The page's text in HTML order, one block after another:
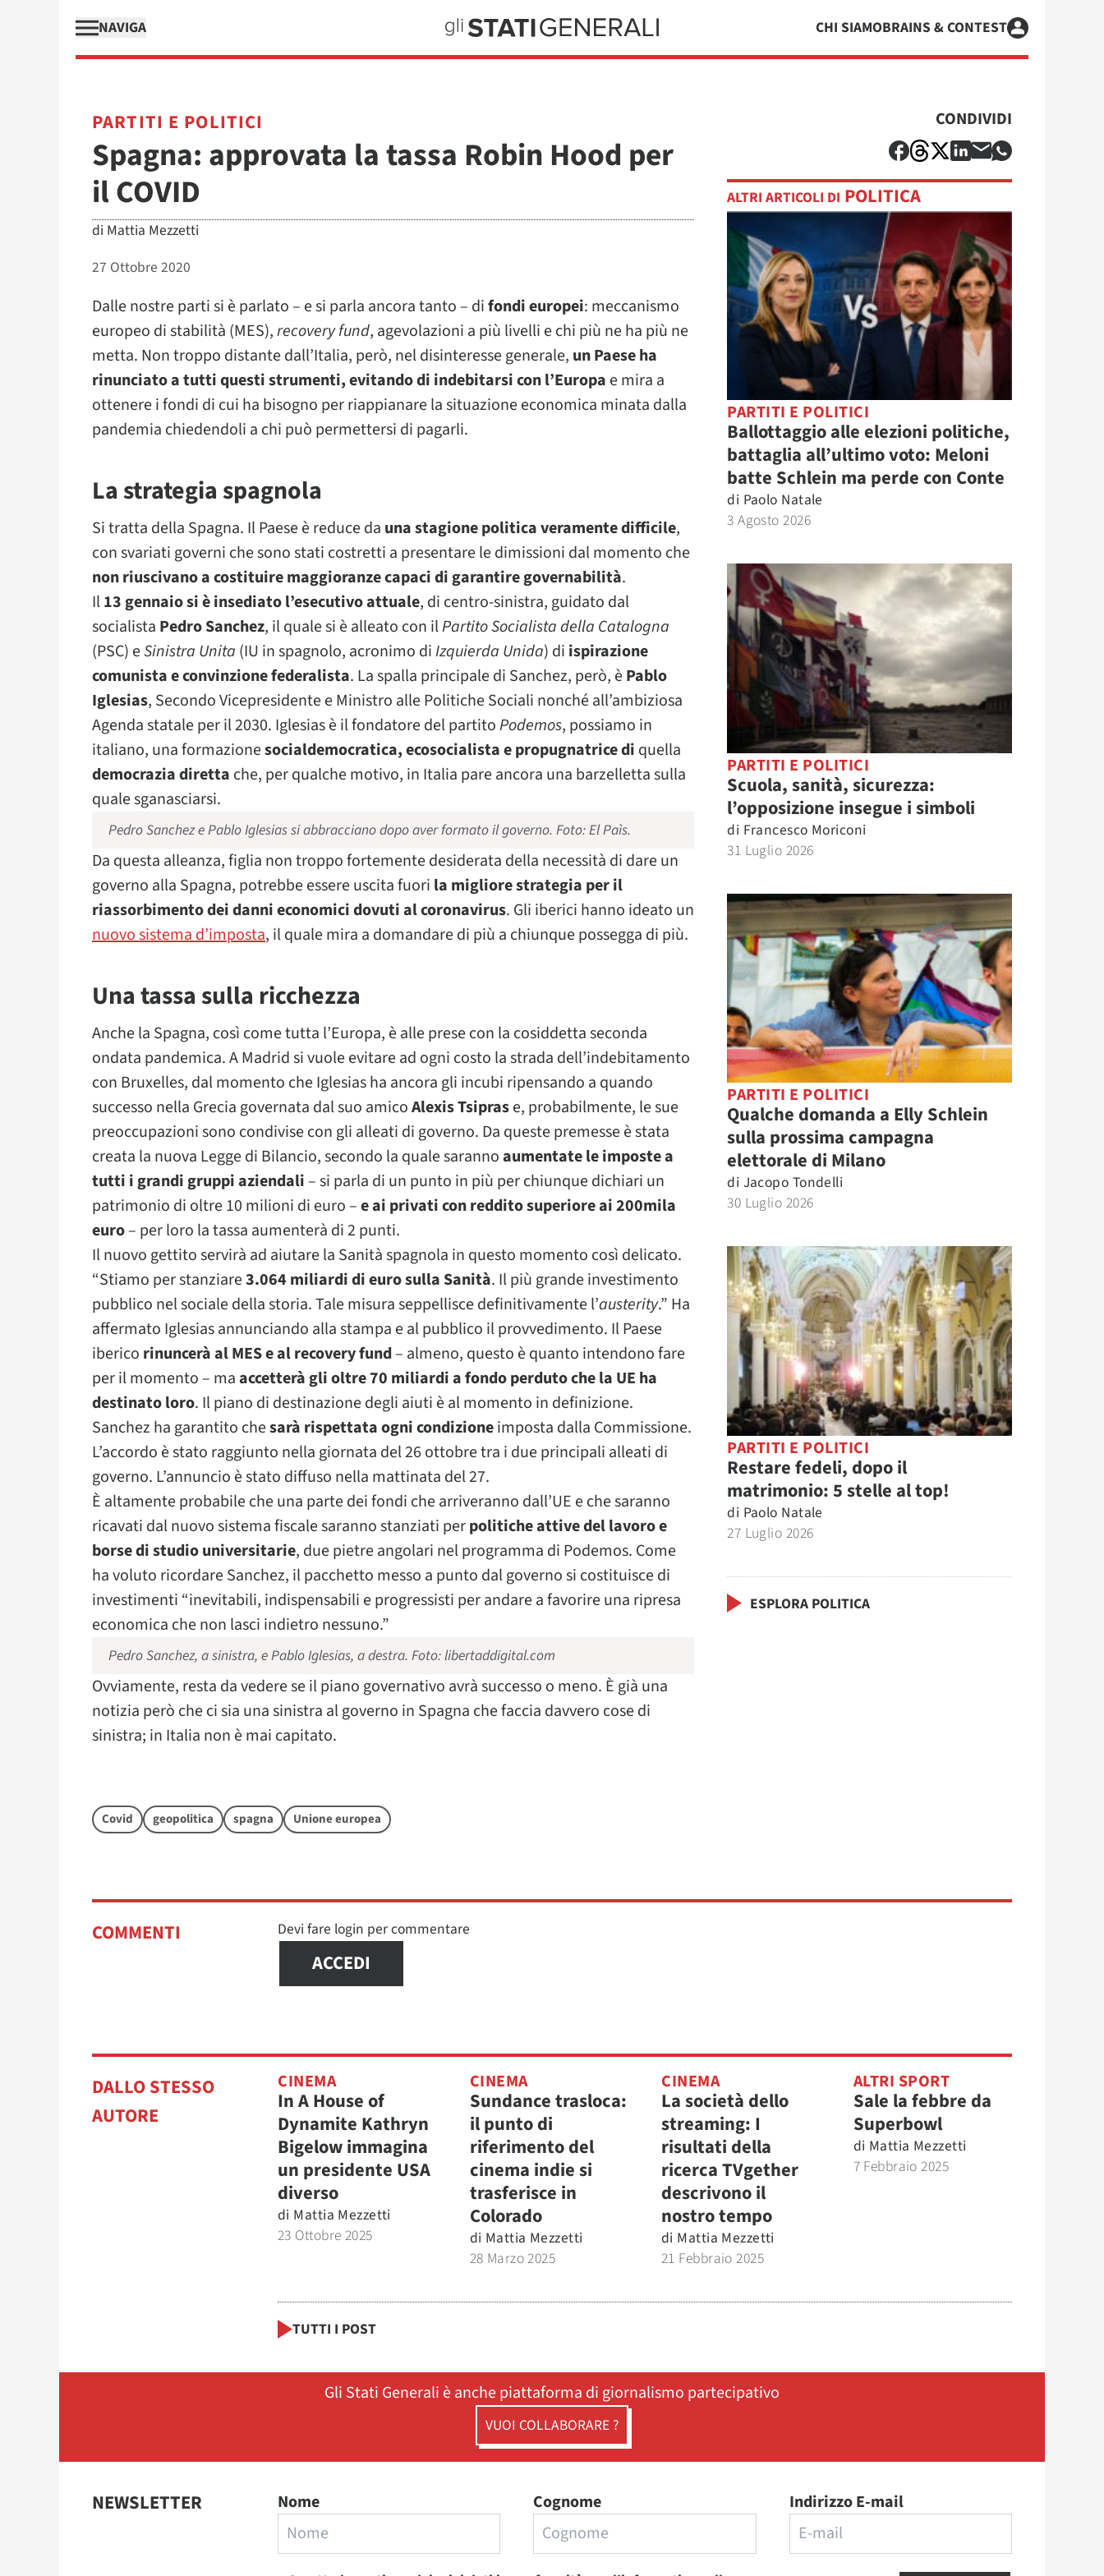
NAVIGA CHI SIAMOBRAINS & CONTEST
PARTITI E POLITICI
Spagna: approvata la tassa Robin Hood per
il COVID
di Mattia Mezzetti
27 Ottobre 2020
Dalle nostre parti si è parlato – e si parla ancora tanto – difondi europei: meccanismo
europeo di stabilità (MES),recovery fund, agevolazioni a più livelli e chi più ne ha più ne
metta. Non troppo distante dall’Italia, però, nel disinteresse generale, un Paese ha
rinunciato a tutti questi strumenti, evitando di indebitarsi con l’Europa e mira a
ottenere i fondi di cui ha bisogno per riappianare la situazione economica minata dalla
pandemia chiedendoli a chi può permettersi di pagarli.
La strategia spagnola
Si tratta della Spagna. Il Paese è reduce da una stagione politica veramente difficile,
con svariati governi che sono stati costretti a presentare le dimissioni dal momento che
non riuscivano a costituire maggioranze capaci di garantire governabilità.
Il13 gennaio si è insediato l’esecutivo attuale, di centro-sinistra, guidato dal
socialista Pedro Sanchez, il quale si è alleato con ilPartito Socialista della Catalogna
(PSC) eSinistra Unita (IU in spagnolo, acronimo diIzquierda Unida) di ispirazione
comunista e convinzione federalista. La spalla principale di Sanchez, però, èPablo
Iglesias, Secondo Vicepresidente e Ministro alle Politiche Sociali nonché all’ambiziosa
Agenda statale per il 2030. Iglesias è il fondatore del partitoPodemos, possiamo in
italiano, una formazionesocialdemocratica, ecosocialista e propugnatrice di quella
democrazia diretta che, per qualche motivo, in Italia pare ancora una barzelletta sulla
quale sganasciarsi.
Pedro Sanchez e Pablo Iglesias si abbracciano dopo aver formato il governo. Foto: El Paìs.
Da questa alleanza, figlia non troppo fortemente desiderata della necessità di dare un
governo alla Spagna, potrebbe essere uscita fuori la migliore strategia per il
riassorbimento dei danni economici dovuti al coronavirus. Gli iberici hanno ideato un
nuovo sistema d’imposta, il quale mira a domandare di più a chiunque possegga di più.
Una tassa sulla ricchezza
Anche la Spagna, così come tutta l’Europa, è alle prese con la cosiddetta seconda
ondata pandemica. A Madrid si vuole evitare ad ogni costo la strada dell’indebitamento
con Bruxelles, dal momento che Iglesias ha ancora gli incubi ripensando a quando
successo nella Grecia governata dal suo amicoAlexis Tsiprase, probabilmente, le sue
preoccupazioni sono condivise con gli alleati di governo. Da queste premesse è stata
creata la nuova Legge di Bilancio, secondo la quale sarannoaumentate le imposte a
tutti i grandi gruppi aziendali – si parla di un punto in più per chiunque dichiari un
patrimonio di oltre 10 milioni di euro –e ai privati con reddito superiore ai 200mila
euro– per loro la tassa aumenterà di 2 punti.
Il nuovo gettito servirà ad aiutare la Sanità spagnola in questo momento così delicato.
“Stiamo per stanziare3.064 miliardi di euro sulla Sanità. Il più grande investimento
pubblico nel sociale della storia. Tale misura seppellisce definitivamente l’austerity.” Ha
affermato Iglesias annunciando alla stampa e al pubblico il provvedimento. Il Paese
iberico rinuncerà al MES e al recovery fund– almeno, questo è quanto intendono fare
per il momento – maaccetterà gli oltre 70 miliardi a fondo perduto che la UE ha
destinato loro. Il piano di destinazione degli aiuti è al momento in definizione.
Sanchez ha garantito chesarà rispettata ogni condizioneimposta dalla Commissione.
L’accordo è stato raggiunto nella giornata del 26 ottobre tra i due principali alleati di
governo. L’annuncio è stato diffuso nella mattinata del 27.
È altamente probabile che una parte dei fondi che arriveranno dall’UE e che saranno
ricavati dal nuovo sistema fiscale saranno stanziati perpolitiche attive del lavoro e
borse di studio universitarie, due pietre angolari nel programma di Podemos. Come
ha voluto ricordare Sanchez, il pacchetto messo a punto dal governo si costituisce di
investimenti “inevitabili, indispensabili e progressisti per andare a favorire una ripresa
economica che non lasci indietro nessuno.”
Pedro Sanchez, a sinistra, e Pablo Iglesias, a destra. Foto: libertaddigital.com
Ovviamente, resta da vedere se il piano governativo avrà successo o meno. È già una
notizia però che ci sia una sinistra al governo in Spagna che faccia davvero cose di
sinistra; in Italia non è mai capitato.
Covid geopolitica spagna Unione europea
CONDIVIDI
ALTRI ARTICOLI DI POLITICA
PARTITI E POLITICI
Ballottaggio alle elezioni politiche,
battaglia all’ultimo voto: Meloni
batte Schlein ma perde con Conte
di Paolo Natale
3 Agosto 2026
PARTITI E POLITICI
Scuola, sanità, sicurezza:
l’opposizione insegue i simboli
di Francesco Moriconi
31 Luglio 2026
PARTITI E POLITICI
Qualche domanda a Elly Schlein
sulla prossima campagna
elettorale di Milano
di Jacopo Tondelli
30 Luglio 2026
PARTITI E POLITICI
Restare fedeli, dopo il
matrimonio: 5 stelle al top!
di Paolo Natale
27 Luglio 2026
ESPLORA POLITICA
COMMENTI Devi fare login per commentare
ACCEDI
DALLO STESSO
AUTORE
CINEMA
In A House of
Dynamite Kathryn
Bigelow immagina
un presidente USA
diverso
di Mattia Mezzetti
23 Ottobre 2025
CINEMA
Sundance trasloca:
il punto di
riferimento del
cinema indie si
trasferisce in
Colorado
di Mattia Mezzetti
28 Marzo 2025
CINEMA
La società dello
streaming: I
risultati della
ricerca TVgether
descrivono il
nostro tempo
di Mattia Mezzetti
21 Febbraio 2025
ALTRI SPORT
Sale la febbre da
Superbowl
di Mattia Mezzetti
7 Febbraio 2025
TUTTI I POST
Gli Stati Generali è anche piattaforma di giornalismo partecipativo
VUOI COLLABORARE ?
NEWSLETTER Nome Cognome Indirizzo E-mail